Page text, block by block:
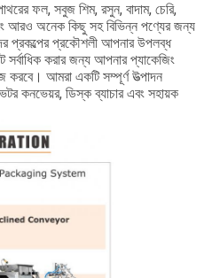
ফল, সবুজ শিম, রসুন, বাদাম, চেরি,
আরও অনেক কিছু সহ বিভিন্ন পণ্যের জন্য
প্রকল্পের প্রকৌশলী আপনার উপলব্ধ
সর্বাধিক করার জন্য আপনার প্যাকেজিং
আমরা একটি সম্পূর্ণ উত্পাদন
কনভেয়র, ডিস্ক ব্যাচার এবং সহায়ক